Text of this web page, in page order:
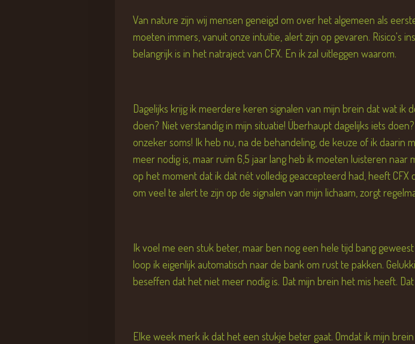
Van nature zijn wij mensen geneigd om over het algemeen als
moeten immers, vanuit onze intuïtie, alert zijn op gevaren. Risico's
belangrijk is in het natraject van CFX. En ik zal uitleggen waarom.
Dagelijks krijg ik meerdere keren signalen van mijn brein dat wat
doen? Niet verstandig in mijn situatie! Überhaupt dagelijks iets
onzeker soms! Ik heb nu, na de behandeling, de keuze of ik daarin
meer nodig is, maar ruim 6,5 jaar lang heb ik moeten luisteren naar
op het moment dat ik dat nét volledig geaccepteerd had, heeft
om veel te alert te zijn op de signalen van mijn lichaam, zorgt
Ik voel me een stuk beter, maar ben nog een hele tijd bang
loop ik eigenlijk automatisch naar de bank om rust te pakken.
beseffen dat het niet meer nodig is. Dat mijn brein het mis heeft.
Elke week merk ik dat het een stukje beter gaat. Omdat ik mijn